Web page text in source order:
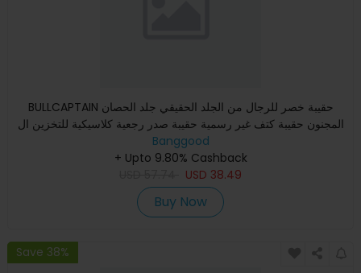
BULLCAPTAIN حقيبة خصر للرجال من الجلد الحقيقي جلد الحصان
المجنون حقيبة كتف غير رسمية حقيبة صدر رجعية كلاسيكية للتخزين ال
Banggood
+ Upto 9.80% Cashback
USD 38.49
Buy Now
Save 38%